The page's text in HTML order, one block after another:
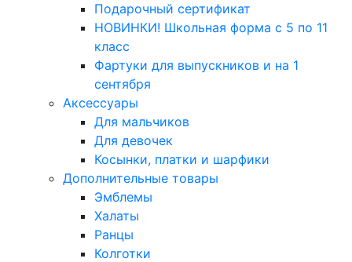
Подарочный сертификат
НОВИНКИ! Школьная форма с 5 по 11
класс
Фартуки для выпускников и на 1
сентября
Аксессуары
Для мальчиков
Для девочек
Косынки, платки и шарфики
Дополнительные товары
Эмблемы
Халаты
Ранцы
Колготки